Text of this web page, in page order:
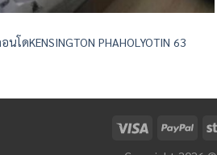
นโดKENSINGTON PHAHOLYOTIN 63